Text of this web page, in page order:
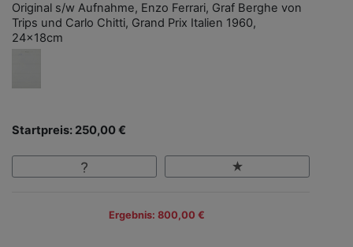
Original s/w Aufnahme, Enzo Ferrari, Graf Berghe von
Trips und Carlo Chitti, Grand Prix Italien 1960,
24x18cm
Startpreis: 250,00 €
Ergebnis: 800,00 €